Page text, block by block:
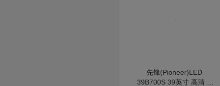
先锋(Pioneer)LED-
39B700S 39英寸 高清 网